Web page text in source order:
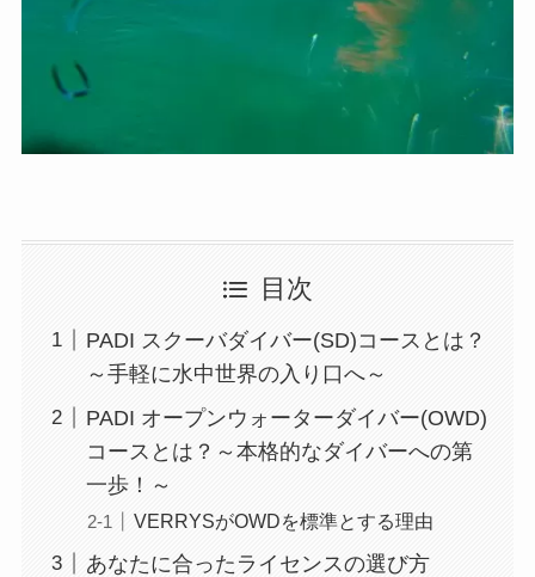
目次
PADI スクーバダイバー(SD)コースとは？
～手軽に水中世界の入り口へ～
PADI オープンウォーターダイバー(OWD)
コースとは？～本格的なダイバーへの第
一歩！～
VERRYSがOWDを標準とする理由
あなたに合ったライセンスの選び方